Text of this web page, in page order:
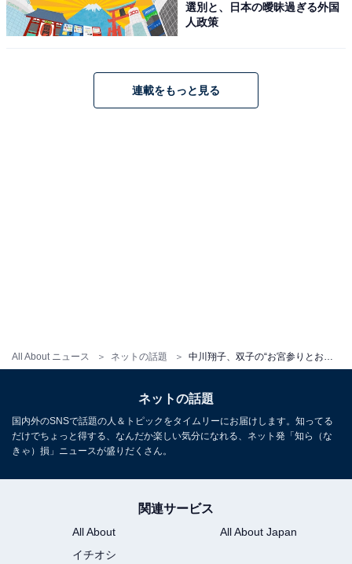
All About ニュース ネットの話題
選別と、日本の曖昧過ぎる外国
人政策
連載をもっと見る
ネットの話題
国内外のSNSで話題の人＆トピックをタイムリーにお届けします。知ってる
だけでちょっと得する、なんだか楽しい気分になれる、ネット発「知ら（な
きゃ）損」ニュースが盛りだくさん。
関連サービス
All About
All About Japan
イチオシ